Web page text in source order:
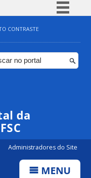
Simplifique!
Comunica BR
Participe
CONTRASTE
da
Administradores do Site
MENU